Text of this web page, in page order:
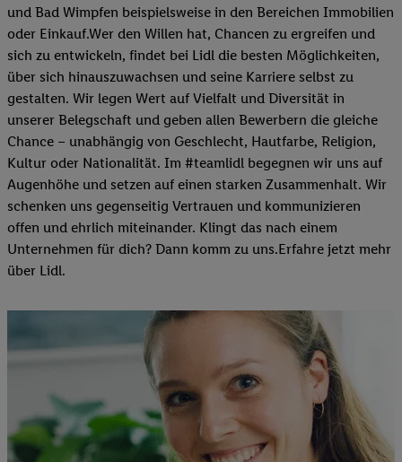
und Bad Wimpfen beispielsweise in den Bereichen Immobilien
oder Einkauf.Wer den Willen hat, Chancen zu ergreifen und
sich zu entwickeln, findet bei Lidl die besten Möglichkeiten,
über sich hinauszuwachsen und seine Karriere selbst zu
gestalten. Wir legen Wert auf Vielfalt und Diversität in
unserer Belegschaft und geben allen Bewerbern die gleiche
Chance – unabhängig von Geschlecht, Hautfarbe, Religion,
Kultur oder Nationalität. Im #teamlidl begegnen wir uns auf
Augenhöhe und setzen auf einen starken Zusammenhalt. Wir
schenken uns gegenseitig Vertrauen und kommunizieren
offen und ehrlich miteinander. Klingt das nach einem
Unternehmen für dich? Dann komm zu uns.​Erfahre jetzt mehr
über Lidl.